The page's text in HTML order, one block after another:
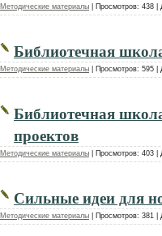
Методические материалы Просмотров: 438
Библиотечная
Методические материалы Просмотров: 595
Библиотечная
проектов
Методические материалы Просмотров: 403
Сильные идеи для
Методические материалы Просмотров: 381